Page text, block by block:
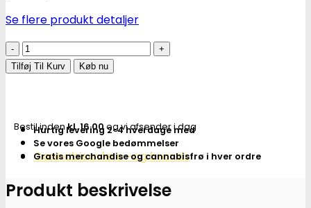
Cannabisavlere -og brands
Se flere produkt detaljer
Skjulekasse
–
flaske
(assorteret)
Subseed.dk
Tilføj Til Kurv Køb nu
Bestil indenkl. 16.00og vi afsender i dag
Hurtig levering 2-4 hverdage med
Se vores Google bedømmelser
Gratis merchandise og cannabisfrø i hver ordre
Produkt beskrivelse